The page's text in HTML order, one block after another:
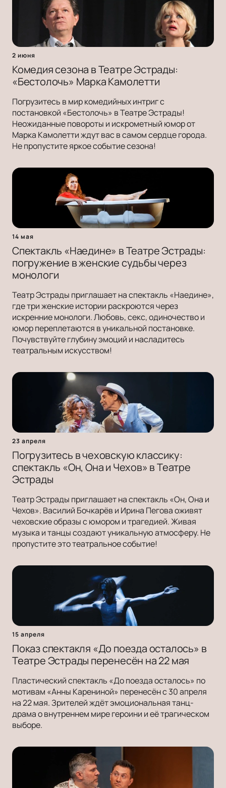
2 июня
Комедия сезона в Театре Эстрады:
«Бестолочь» Марка Камолетти
Погрузитесь в мир комедийных интриг с
постановкой «Бестолочь» в Театре Эстрады!
Неожиданные повороты и искрометный юмор от
Марка Камолетти ждут вас в самом сердце города.
Не пропустите яркое событие сезона!
14 мая
Спектакль «Наедине» в Театре Эстрады:
погружение в женские судьбы через
монологи
Театр Эстрады приглашает на спектакль «Наедине»,
где три женские истории раскроются через
искренние монологи. Любовь, секс, одиночество и
юмор переплетаются в уникальной постановке.
Почувствуйте глубину эмоций и насладитесь
театральным искусством!
23 апреля
Погрузитесь в чеховскую классику:
спектакль «Он, Она и Чехов» в Театре
Эстрады
Театр Эстрады приглашает на спектакль «Он, Она и
Чехов». Василий Бочкарёв и Ирина Пегова оживят
чеховские образы с юмором и трагедией. Живая
музыка и танцы создают уникальную атмосферу. Не
пропустите это театральное событие!
15 апреля
Показ спектакля «До поезда осталось» в
Театре Эстрады перенесён на 22 мая
Пластический спектакль «До поезда осталось» по
мотивам «Анны Карениной» перенесён с 30 апреля
на 22 мая. Зрителей ждёт эмоциональная танц-
драма о внутреннем мире героини и её трагическом
выборе.